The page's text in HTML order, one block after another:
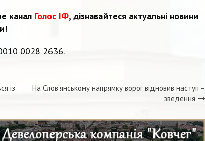
канал Голос ІФ, дізнавайтеся актуальні новини
0028 2636.
із
На Слов’янському напрямку ворог відновив наступ –
зведення